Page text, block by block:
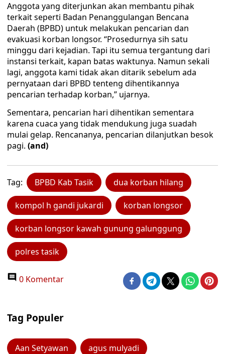
Anggota yang diterjunkan akan membantu pihak
terkait seperti Badan Penanggulangan Bencana
Daerah (BPBD) untuk melakukan pencarian dan
evakuasi korban longsor. “Prosedurnya sih satu
minggu dari kejadian. Tapi itu semua tergantung dari
instansi terkait, kapan batas waktunya. Namun sekali
lagi, anggota kami tidak akan ditarik sebelum ada
pernyataan dari BPBD tenteng dihentikannya
pencarian terhadap korban,” ujarnya.
Sementara, pencarian hari dihentikan sementara
karena cuaca yang tidak mendukung juga suadah
mulai gelap. Rencananya, pencarian dilanjutkan besok
pagi. (and)
Tag: BPBD Kab Tasik dua korban hilang
kompol h gandi jukardi korban longsor
korban longsor kawah gunung galunggung
polres tasik
0 Komentar
Tag Populer
Aan Setyawan agus mulyadi